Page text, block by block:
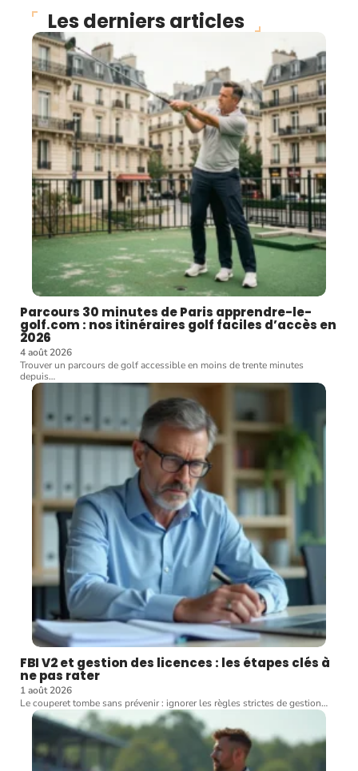
Les derniers articles
Parcours 30 minutes de Paris apprendre-le-
golf.com : nos itinéraires golf faciles d’accès en
2026
4 août 2026
Trouver un parcours de golf accessible en moins de trente minutes
depuis…
FBI V2 et gestion des licences : les étapes clés à
ne pas rater
1 août 2026
Le couperet tombe sans prévenir : ignorer les règles strictes de gestion…